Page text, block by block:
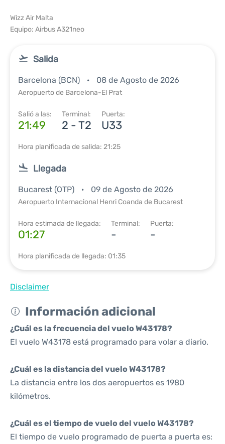
Wizz Air Malta
Equipo: Airbus A321neo
Salida
Barcelona (BCN) 08 de Agosto de 2026
Aeropuerto de Barcelona-El Prat
Salió a las:
21:49
Terminal:
2 - T2
Puerta:
U33
Hora planificada de salida: 21:25
Llegada
Bucarest (OTP) 09 de Agosto de 2026
Aeropuerto Internacional Henri Coanda de Bucarest
Hora estimada de llegada:
01:27
Terminal:
-
Puerta:
-
Hora planificada de llegada: 01:35
Disclaimer
Información adicional
¿Cuál es la frecuencia del vuelo W43178?
El vuelo W43178 está programado para volar a diario.
¿Cuál es la distancia del vuelo W43178?
La distancia entre los dos aeropuertos es 1980
kilómetros.
¿Cuál es el tiempo de vuelo del vuelo W43178?
El tiempo de vuelo programado de puerta a puerta es: